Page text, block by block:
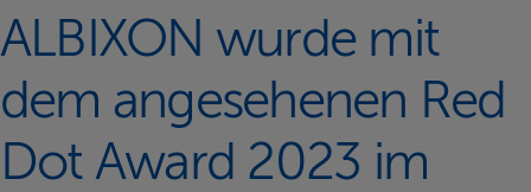
ALBIXON wurde mit
dem angesehenen Red
Dot Award 2023 im